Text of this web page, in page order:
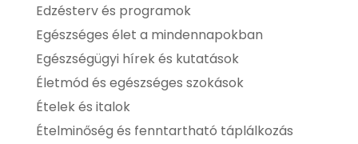
Edzésterv és programok
Egészséges élet a mindennapokban
Egészségügyi hírek és kutatások
Életmód és egészséges szokások
Ételek és italok
Ételminőség és fenntartható táplálkozás